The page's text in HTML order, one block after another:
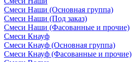
Смеси Наши (Основная группа)
Смеси Наши (Под заказ)
Смеси Наши (Фасованные и прочие)
Смеси Кнауф
Смеси Кнауф (Основная группа)
Смеси Кнауф (Фасованные и прочие)